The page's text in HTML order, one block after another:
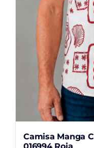
Camisa Manga